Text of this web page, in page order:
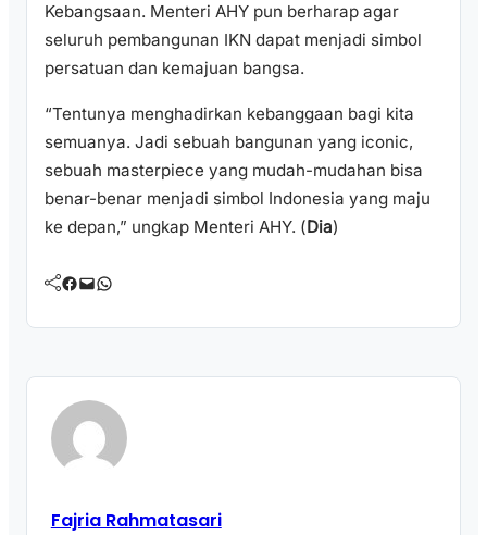
Kebangsaan. Menteri AHY pun berharap agar
seluruh pembangunan IKN dapat menjadi simbol
persatuan dan kemajuan bangsa.
“Tentunya menghadirkan kebanggaan bagi kita
semuanya. Jadi sebuah bangunan yang iconic,
sebuah masterpiece yang mudah-mudahan bisa
benar-benar menjadi simbol Indonesia yang maju
ke depan,” ungkap Menteri AHY. (Dia)
Facebook Mail WhatsApp
Fajria Rahmatasari